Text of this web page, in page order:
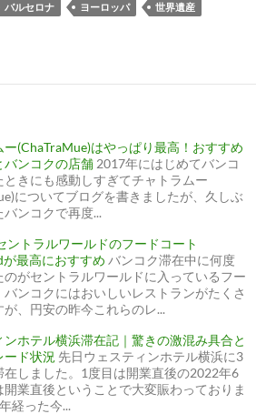
バルセロナ ヨーロッパ
世界遺産
ー(ChaTraMue)はやっぱり最高！おすすめ
バンコクの店舗 2017年にはじめてバンコ
ときにも感動しすぎてチャトラムー
についてブログを書きましたが、久しぶ
バンコクで再度...
ントラルワールドのフードコート
最高におすすめ バンコク滞在中に何度
のがセントラルワールドに入っているフー
バンコクにはおいしいレストランがたくさ
が、円安の昨今これらのレ...
ンホテル横浜滞在記｜驚きの激混み具合と
ード状況 先日ウェスティンホテル横浜に3
在しました。1度目は開業直後の2022年6
開業直後ということで大変賑わっておりま
経った今...